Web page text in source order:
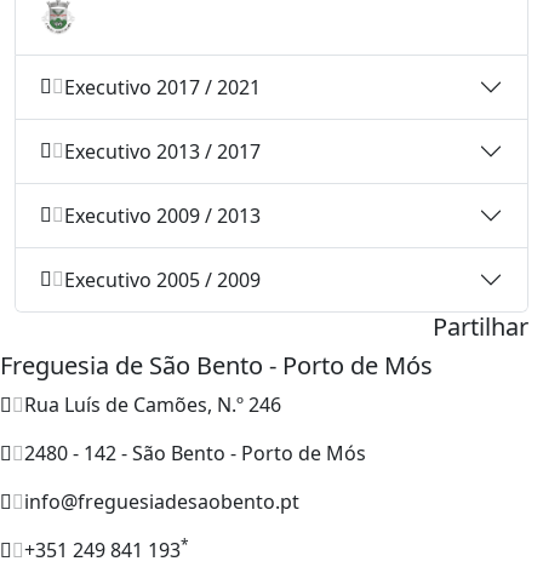
Executivo 2017 / 2021
Executivo 2013 / 2017
Executivo 2009 / 2013
Executivo 2005 / 2009
Partilhar
Freguesia de São Bento - Porto de Mós
Rua Luís de Camões, N.º 246
2480 - 142 - São Bento - Porto de Mós
info@freguesiadesaobento.pt
+351 249 841 193*